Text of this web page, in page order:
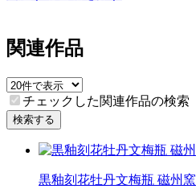
関連作品
チェックした関連作品の検索
検索する
黒釉刻花牡丹文梅瓶 磁州窯